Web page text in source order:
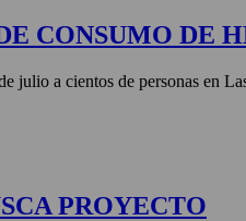
CONSUMO DE
julio a cientos de personas en
PROYECTO